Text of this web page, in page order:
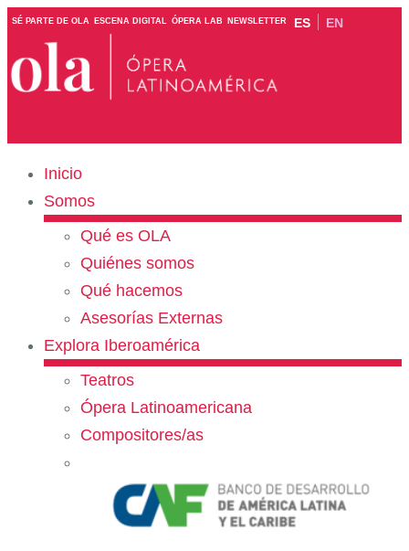
SÉ PARTE DE OLA ESCENA DIGITAL ÓPERA LAB NEWSLETTER ES EN
Inicio
Somos
Qué es OLA
Quiénes somos
Qué hacemos
Asesorías Externas
Explora Iberoamérica
Teatros
Ópera Latinoamericana
Compositores/as